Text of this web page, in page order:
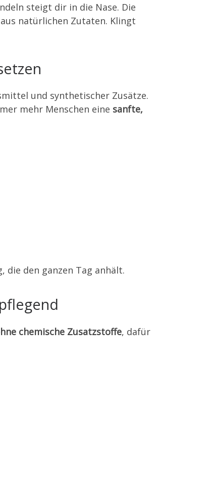
steigt dir in die Nase. Die
natürlichen Zutaten. Klingt
und synthetischer Zusätze.
mehr Menschen eine sanfte,
den ganzen Tag anhält.
chemische Zusatzstoffe, dafür